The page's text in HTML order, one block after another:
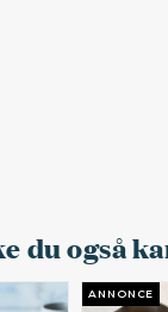
du også
ANNONCE